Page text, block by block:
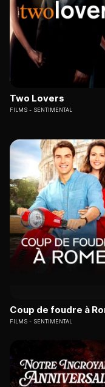
Two Lovers
FILMS SENTIMENTAL
Coup de foudre à
FILMS SENTIMENTAL